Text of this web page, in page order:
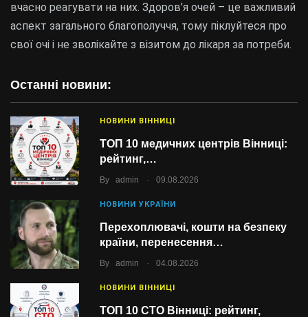
Останні новини:
НОВИНИ ВІННИЦІ
ТОП 10 медичних центрів Вінниці:
рейтинг,…
By admin . 09.08.2026
НОВИНИ УКРАЇНИ
Перехоплювачі, кошти на безпеку
країни, перенесення…
By admin . 04.08.2026
НОВИНИ ВІННИЦІ
ТОП 10 СТО Вінниці: рейтинг,
вчасно реагувати на них. Здоров’я очей – це важливий
аспект загального благополуччя, тому піклуйтеся про
свої очі і не зволікайте з візитом до лікаря за потреби.